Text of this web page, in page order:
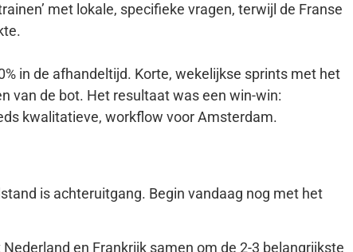
met lokale, specifieke vragen, terwijl de Franse
in de afhandeltijd. Korte, wekelijkse sprints met het
van de bot. Het resultaat was een win-win:
kwalitatieve, workflow voor Amsterdam.
is achteruitgang. Begin vandaag nog met het
en Frankrijk samen om de 2-3 belangrijkste